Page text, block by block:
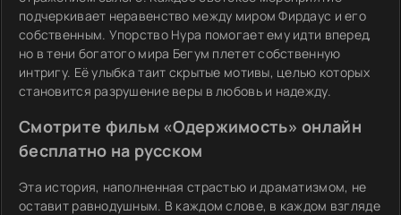
подчеркивает неравенство между миром Фирдаус и его
собственным. Упорство Нура помогает ему идти вперед,
но в тени богатого мира Бегум плетет собственную
интригу. Её улыбка таит скрытые мотивы, целью которых
становится разрушение веры в любовь и надежду.
Смотрите фильм «Одержимость» онлайн
бесплатно на русском
Эта история, наполненная страстью и драматизмом, не
оставит равнодушным. В каждом слове, в каждом взгляде